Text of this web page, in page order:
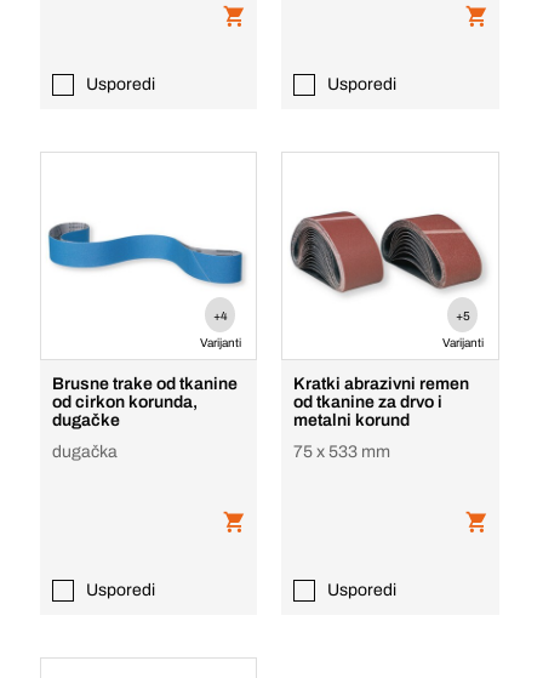
Usporedi Usporedi
+4
Varijanti
Brusne trake od tkanine
od cirkon korunda,
dugačke
dugačka
Usporedi
+5
Varijanti
Kratki abrazivni remen
od tkanine za drvo i
metalni korund
75 x 533 mm
Usporedi